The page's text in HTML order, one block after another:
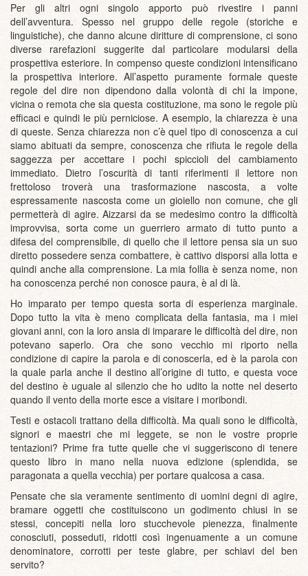
Per gli altri ogni singolo apporto può rivestire i panni
dell’avventura. Spesso nel gruppo delle regole (storiche e
linguistiche), che danno alcune diritture di comprensione, ci sono
diverse rarefazioni suggerite dal particolare modularsi della
prospettiva esteriore. In compenso queste condizioni intensificano
la prospettiva interiore. All’aspetto puramente formale queste
regole del dire non dipendono dalla volontà di chi la impone,
vicina o remota che sia questa costituzione, ma sono le regole più
efficaci e quindi le più perniciose. A esempio, la chiarezza è una
di queste. Senza chiarezza non c’è quel tipo di conoscenza a cui
siamo abituati da sempre, conoscenza che rifiuta le regole della
saggezza per accettare i pochi spiccioli del cambiamento
immediato. Dietro l’oscurità di tanti riferimenti il lettore non
frettoloso troverà una trasformazione nascosta, a volte
espressamente nascosta come un gioiello non comune, che gli
permetterà di agire. Aizzarsi da se medesimo contro la difficoltà
improvvisa, sorta come un guerriero armato di tutto punto a
difesa del comprensibile, di quello che il lettore pensa sia un suo
diretto possedere senza combattere, è cattivo disporsi alla lotta e
quindi anche alla comprensione. La mia follia è senza nome, non
ha conoscenza perché non conosce paura, è al di là.
Ho imparato per tempo questa sorta di esperienza marginale.
Dopo tutto la vita è meno complicata della fantasia, ma i miei
giovani anni, con la loro ansia di imparare le difficoltà del dire, non
potevano saperlo. Ora che sono vecchio mi riporto nella
condizione di capire la parola e di conoscerla, ed è la parola con
la quale parla anche il destino all’origine di tutto, e questa voce
del destino è uguale al silenzio che ho udito la notte nel deserto
quando il vento della morte esce a visitare i moribondi.
Testi e ostacoli trattano della difficoltà. Ma quali sono le difficoltà,
signori e maestri che mi leggete, se non le vostre proprie
tentazioni? Prime fra tutte quelle che vi suggeriscono di tenere
questo libro in mano nella nuova edizione (splendida, se
paragonata a quella vecchia) per portare qualcosa a casa.
Pensate che sia veramente sentimento di uomini degni di agire,
bramare oggetti che costituiscono un godimento chiusi in se
stessi, concepiti nella loro stucchevole pienezza, finalmente
conosciuti, posseduti, ridotti così ingenuamente a un comune
denominatore, corrotti per teste glabre, per schiavi del ben
servito?